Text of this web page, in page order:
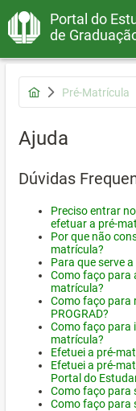
Portal do
de
Pré-Matrícula
Ajuda
Dúvidas
Preciso entrar
efetuar a pré-
Por que não
matrícula?
Para que serve
Como faço para
matrícula?
Como faço para
PROGRAD?
Como faço para
matrícula?
Efetuei a pré-
Efetuei a pré-
Portal do
Como faço para
Como faço para